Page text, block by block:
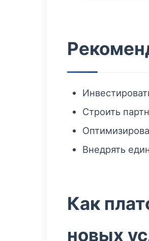
Строить
Внедрять
Как
новых